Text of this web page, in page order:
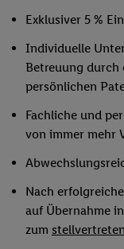
Exklusiver 5 %
Individuelle
Betreuung durch
persönlichen
Fachliche und
von immer mehr
Nach
auf Übernahme
zum